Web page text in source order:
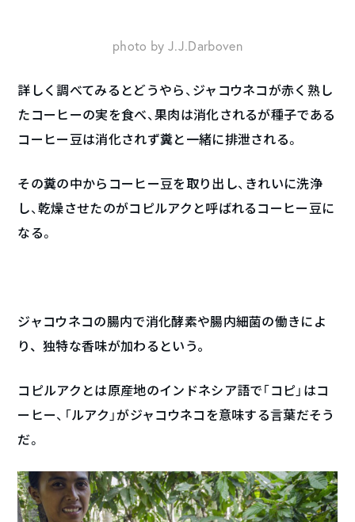
photo by J.J.Darboven
詳しく調べてみるとどうやら、ジャコウネコが赤く熟し
たコーヒーの実を食べ、果肉は消化されるが種子である
コーヒー豆は消化されず糞と一緒に排泄される。
その糞の中からコーヒー豆を取り出し、きれいに洗浄
し、乾燥させたのがコピルアクと呼ばれるコーヒー豆に
なる。
ジャコウネコの腸内で消化酵素や腸内細菌の働きによ
り、独特な香味が加わるという。
コピルアクとは原産地のインドネシア語で「コピ」はコ
ーヒー、「ルアク」がジャコウネコを意味する言葉だそう
だ。